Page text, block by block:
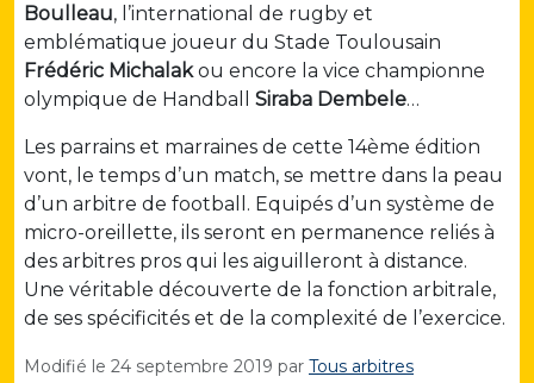
Boulleau, l’international de rugby et
emblématique joueur du Stade Toulousain
Frédéric Michalakou encore la vice championne
olympique de Handball
Siraba Dembele…
Les parrains et marraines de cette 14ème édition
vont, le temps d’un match, se mettre dans la peau
d’un arbitre de football. Equipés d’un système de
micro-oreillette, ils seront en permanence reliés à
des arbitres pros qui les aiguilleront à distance.
Une véritable découverte de la fonction arbitrale,
de ses spécificités et de la complexité de l’exercice.
Modifié le 24 septembre 2019 par Tous arbitres